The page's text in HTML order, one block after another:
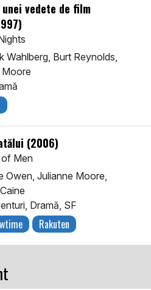
vedete de film
Wahlberg, Burt Reynolds,
Moore
(2006)
of Men
Owen, Julianne Moore,
Dramă, SF
Rakuten